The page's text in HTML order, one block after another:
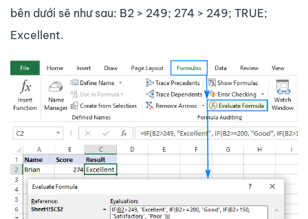
bên dưới sẽ như sau: B2 > 249; 274 > 249; TRUE;
Excellent.